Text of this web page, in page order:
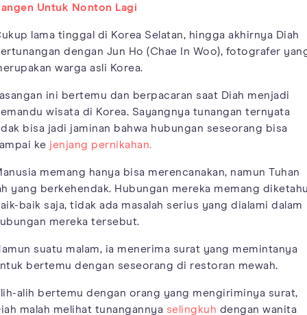
Untuk Nonton Lagi
lama tinggal di Korea Selatan, hingga akhirnya Diah
dengan Jun Ho (Chae In Woo), fotografer
warga asli Korea.
ini bertemu dan berpacaran saat Diah menjadi
wisata di Korea. Sayangnya tunangan ternyata
bisa jadi jaminan bahwa hubungan seseorang bisa
ke jenjang pernikahan.
memang hanya bisa merencanakan, namun Tuhan
yang berkehendak. Hubungan mereka memang
baik saja, tidak ada masalah serius yang dialami dalam
mereka tersebut.
suatu malam, ia menerima surat yang memintanya
bertemu dengan seseorang di restoran mewah.
alih bertemu dengan orang yang mengiriminya surat,
malah melihat tunangannya selingkuh dengan wanita